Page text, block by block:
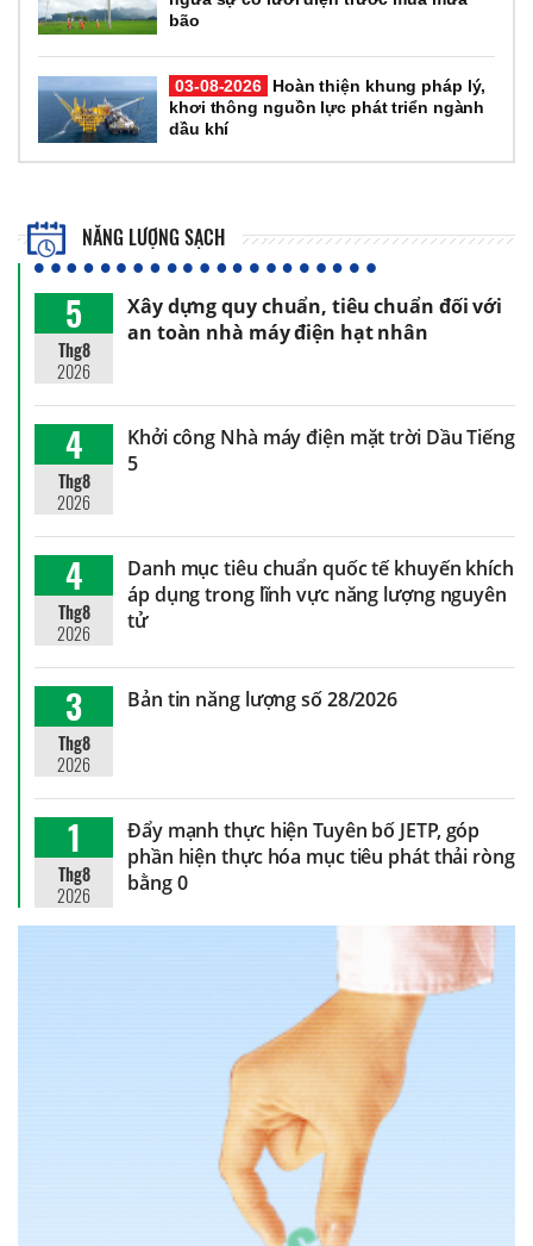
bão
03-08-2026
Hoàn thiện khung pháp lý,
khơi thông nguồn lực phát triển ngành
dầu khí
NĂNG LƯỢNG SẠCH
5
Thg8
2026
Xây dựng quy chuẩn, tiêu chuẩn đối với
an toàn nhà máy điện hạt nhân
4
Thg8
2026
Khởi công Nhà máy điện mặt trời Dầu Tiếng
5
4
Thg8
2026
Danh mục tiêu chuẩn quốc tế khuyến khích
áp dụng trong lĩnh vực năng lượng nguyên
tử
3
Thg8
2026
Bản tin năng lượng số 28/2026
1
Thg8
2026
Đẩy mạnh thực hiện Tuyên bố JETP, góp
phần hiện thực hóa mục tiêu phát thải ròng
bằng 0